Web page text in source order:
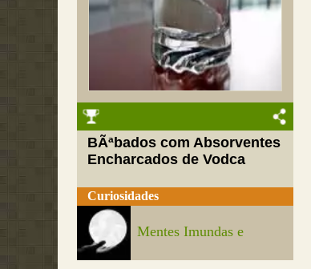
BÃªbados com Absorventes
Encharcados de Vodca
Curiosidades
Mentes Imundas e